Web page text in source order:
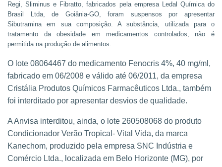
Regi, Sliminus e Fibratto, fabricados pela empresa Ledal Química do
Brasil Ltda, de Goiânia-GO, foram suspensos por apresentar
Sibutramina em sua composição. A substância, utilizada para o
tratamento da obesidade em medicamentos controlados, não é
permitida na produção de alimentos.
O lote 08064467 do medicamento Fenocris 4%, 40 mg/ml,
fabricado em 06/2008 e válido até 06/2011, da empresa
Cristália Produtos Químicos Farmacêuticos Ltda., também
foi interditado por apresentar desvios de qualidade.
A Anvisa interditou, ainda, o lote 260508068 do produto
Condicionador Verão Tropical- Vital Vida, da marca
Kanechom, produzido pela empresa SNC Indústria e
Comércio Ltda., localizada em Belo Horizonte (MG), por